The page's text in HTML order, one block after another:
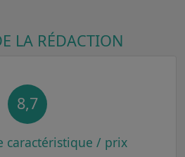
LA RÉDACTION
8,7
caractéristique / prix